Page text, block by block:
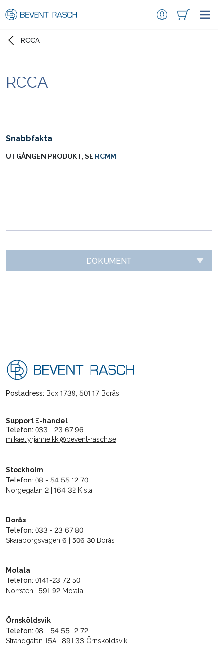
RCCA
RCCA
Snabbfakta
UTGÅNGEN PRODUKT, SE RCMM
DOKUMENT
Postadress: Box 1739, 501 17 Borås
Support E-handel
Telefon: 033 - 23 67 96
mikael.yrjanheikki@bevent-rasch.se
Stockholm
Telefon: 08 - 54 55 12 70
Norgegatan 2 | 164 32 Kista
Borås
Telefon: 033 - 23 67 80
Skaraborgsvägen 6 | 506 30 Borås
Motala
Telefon: 0141-23 72 50
Norrsten | 591 92 Motala
Örnsköldsvik
Telefon: 08 - 54 55 12 72
Strandgatan 15A | 891 33 Örnsköldsvik